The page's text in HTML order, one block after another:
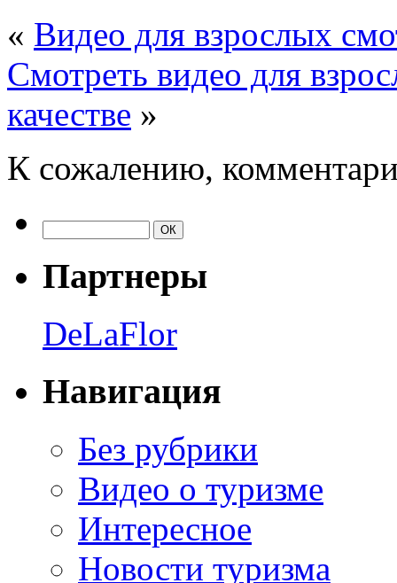
« Видео для взрослых
Смотреть видео для
качестве »
К сожалению,
Партнеры
DeLaFlor
Навигация
Без рубрики
Видео о туризме
Интересное
Новости туризма